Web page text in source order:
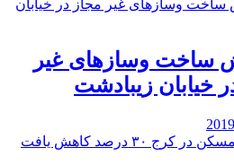
ساخت وسازهای غیر
خیابان زیبادشت